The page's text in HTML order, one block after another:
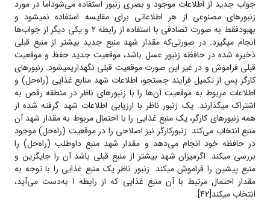
جواب جدید از اطلاعات موجود و بصری زنبور استفاده می‌شوداما در مورد
زنبور‌های مصنوعی از هر اطلاعاتی برای مقایسه استفاده نمی­شود و
بهبودفقط به صورت تصادفی با استفاده از رابطه 2 و یکی دیگر از جواب­‌ها
انجام می­گیرد. در صورتی‌که مقدار شهد منبع جدید بیشتر از منبع قبلی
ذخیره شده در حافظه‌ زنبور عسل باشد، موقعیت جدید حفظ و موقعیت
قبلی فراموش و در غیر این صورت موقعیت قبلی نگهداریمی­شود. زنبور‌های
کارگر پس از تکمیل فرآیند جستجو، اطلاعات شهد منابع غذایی (راه‌حل) و
اطلاعات مربوط به موقعیت آن‌ها را با زنبور‌های ناظر در منطقه‌ رقص به
اشتراک می­گذارند. یک زنبور ناظر با ارزیابی اطلاعات شهد گرفته شده از
همه‌ زنبور‌های کارگر، یک منبع غذایی را با احتمال مربوط به مقدار شهد آن
منبع انتخاب می‌کند. زنبورکارگر نیز اصلاحی را در موقعیت (راه‌حل) موجود
در حافظه‌ خود انجام می‌دهد و مقدار شهد منبع داوطلب (راه‌حل) را
بررسی می­کند. اگرمیزان شهد بیشتر از منبع قبلی باشد آن را جایگزین و
منبع پیشین را فراموش می­کند. زنبور ناظر یک منبع غذایی را با توجه به
مقدار احتمال مرتبط با آن منبع غذایی که از رابطه 1 به‌دست می‌آید،
انتخاب می­کند[42].